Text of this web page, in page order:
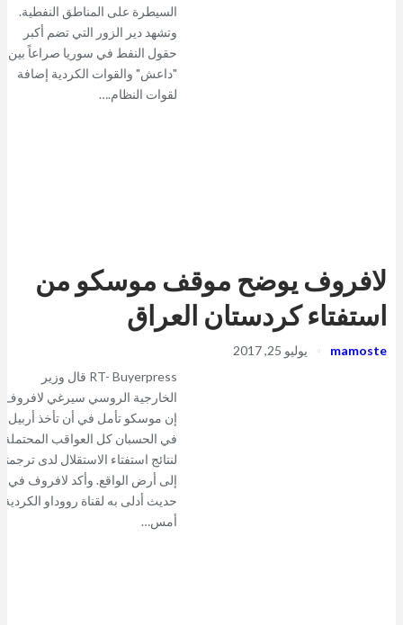
السيطرة على المناطق النفطية.
وتشهد دير الزور التي تضم أكبر
حقول النفط في سوريا صراعاً بين
"داعش" والقوات الكردية إضافة
لقوات النظام.…
لافروف يوضح موقف موسكو من
استفتاء كردستان العراق
mamoste
يوليو 25, 2017
RT- Buyerpress قال وزير
الخارجية الروسي سيرغي لافروف
إن موسكو تأمل في أن تأخذ أربيل
في الحسبان كل العواقب المحتملة
لنتائج استفتاء الاستقلال لدى
إلى أرض الواقع. وأكد لافروف في
حديث أدلى به لقناة رووداو الكردية
أمس…